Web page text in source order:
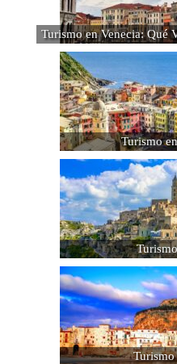
Turismo en Venecia: Qué
Turismo
Turismo